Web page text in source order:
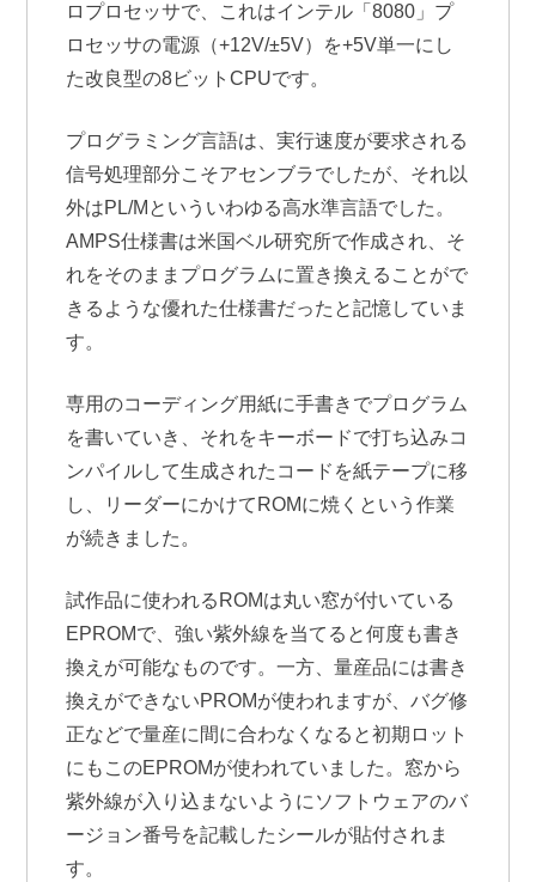
ロプロセッサで、これはインテル「8080」プ
ロセッサの電源（+12V/±5V）を+5V単一にし
た改良型の8ビットCPUです。
プログラミング言語は、実行速度が要求される
信号処理部分こそアセンブラでしたが、それ以
外はPL/Mといういわゆる高水準言語でした。
AMPS仕様書は米国ベル研究所で作成され、そ
れをそのままプログラムに置き換えることがで
きるような優れた仕様書だったと記憶していま
す。
専用のコーディング用紙に手書きでプログラム
を書いていき、それをキーボードで打ち込みコ
ンパイルして生成されたコードを紙テープに移
し、リーダーにかけてROMに焼くという作業
が続きました。
試作品に使われるROMは丸い窓が付いている
EPROMで、強い紫外線を当てると何度も書き
換えが可能なものです。一方、量産品には書き
換えができないPROMが使われますが、バグ修
正などで量産に間に合わなくなると初期ロット
にもこのEPROMが使われていました。窓から
紫外線が入り込まないようにソフトウェアのバ
ージョン番号を記載したシールが貼付されま
す。